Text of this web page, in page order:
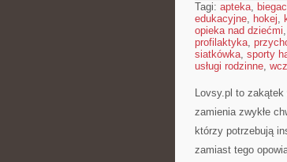
Tagi: apteka,
edukacyjne, hokej,
opieka nad dziećmi,
profilaktyka,
siatkówka, sporty
usługi rodzinne,
Lovsy.pl to
zamienia zwykłe
którzy potrzebują
zamiast tego